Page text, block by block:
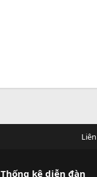
Thống kê diễn đàn